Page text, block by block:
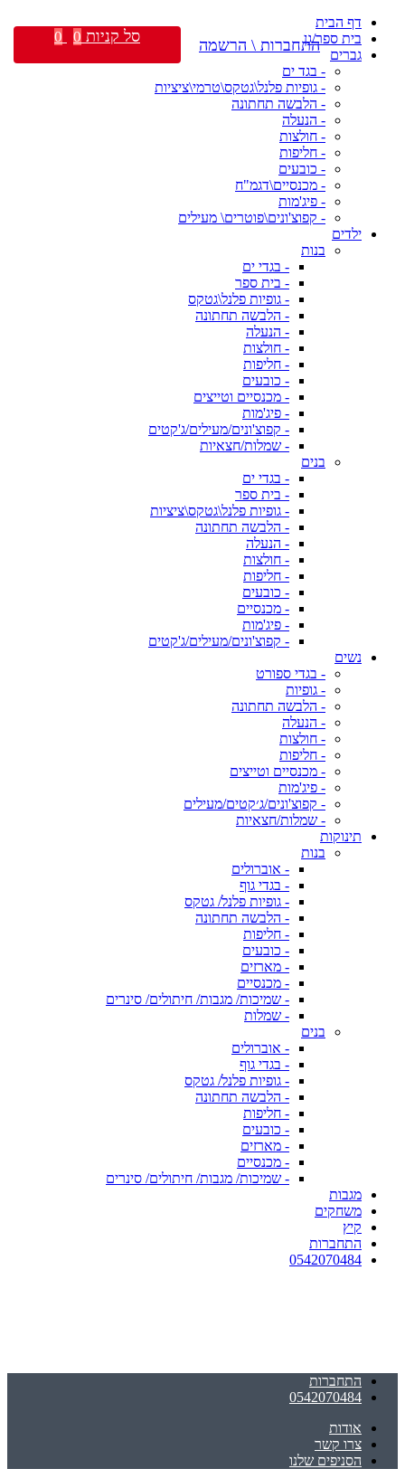
דף הבית
בית ספר/גן
גברים
- בגד ים
- גופיות פלנל\גטקס\טרמי\ציציות
- הלבשה תחתונה
- הנעלה
- חולצות
- חליפות
- כובעים
- מכנסיים\דגמ"ח
- פיג'מות
- קפוצ'ונים\פוטרים\ מעילים
ילדים
בנות
- בגדי ים
- בית ספר
- גופיות פלנל\גטקס
- הלבשה תחתונה
- הנעלה
- חולצות
- חליפות
- כובעים
- מכנסיים וטייצים
- פיג'מות
- קפוצ'ונים/מעילים/ג'קטים
- שמלות/חצאיות
בנים
- בגדי ים
- בית ספר
- גופיות פלנל\גטקס\ציציות
- הלבשה תחתונה
- הנעלה
- חולצות
- חליפות
- כובעים
- מכנסיים
- פיג'מות
- קפוצ'ונים/מעילים/ג'קטים
נשים
- בגדי ספורט
- גופיות
- הלבשה תחתונה
- הנעלה
- חולצות
- חליפות
- מכנסיים וטייצים
- פיג'מות
- קפוצ'ונים/ג׳קטים/מעילים
- שמלות/חצאיות
תינוקות
בנות
- אוברולים
- בגדי גוף
- גופיות פלנל/ גטקס
- הלבשה תחתונה
- חליפות
- כובעים
- מארזים
- מכנסיים
- שמיכות/ מגבות/ חיתולים/ סינרים
- שמלות
בנים
- אוברולים
- בגדי גוף
- גופיות פלנל/ גטקס
- הלבשה תחתונה
- חליפות
- כובעים
- מארזים
- מכנסיים
- שמיכות/ מגבות/ חיתולים/ סינרים
מגבות
משחקים
קיץ
התחברות
0542070484
התחברות
0542070484
אודות
צרו קשר
הסניפים שלנו
התחברות \ הרשמה סל קניות 0
0